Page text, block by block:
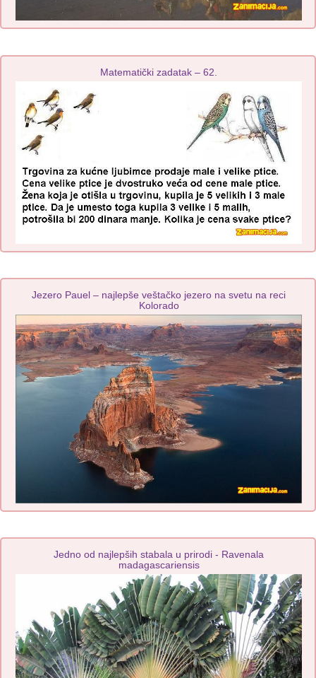
Matematički zadatak – 62.
Jezero Pauel – najlepše veštačko jezero na svetu na reci
Kolorado
Jedno od najlepših stabala u prirodi - Ravenala
madagascariensis